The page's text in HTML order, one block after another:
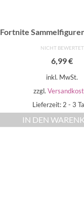
Fortnite
NICHT BEWERTET
6,99€
inkl. MwSt.
zzgl.
Lieferzeit: 2 - 3
IN DEN